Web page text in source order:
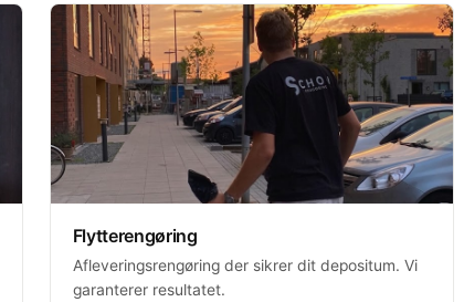
Flytterengøring
Afleveringsrengøring der sikrer dit depositum. Vi
garanterer resultatet.